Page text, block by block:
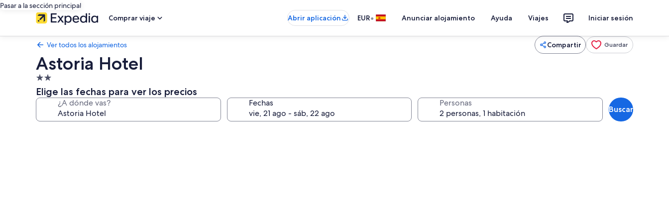
Pasar a la sección principal
Comprar viaje
Abrir aplicación EUR• Anunciar alojamiento Ayuda Viajes Iniciar sesión
Ver todos los alojamientos Compartir Guardar
Astoria Hotel
Alojamiento
de
2.0 estrellas
Elige las fechas para ver los precios
¿A dónde vas? Fechas Personas
Buscar